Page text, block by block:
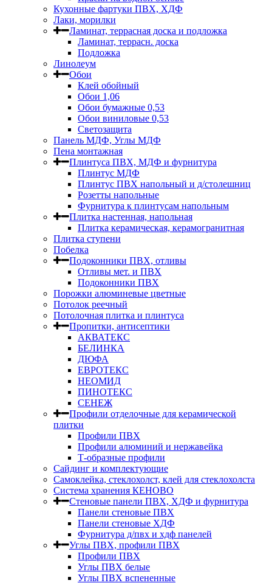
Кухонные фартуки ПВХ, ХДФ
Лаки, морилки
Ламинат, террасная доска и подложка
Ламинат, террасн. доска
Подложка
Линолеум
Обои
Клей обойный
Обои 1,06
Обои бумажные 0,53
Обои виниловые 0,53
Светозащита
Панель МДФ, Углы МДФ
Пена монтажная
Плинтуса ПВХ, МДФ и фурнитура
Плинтус МДФ
Плинтус ПВХ напольный и д/столешниц
Розетты напольные
Фурнитура к плинтусам напольным
Плитка настенная, напольная
Плитка керамическая, керамогранитная
Плитка ступени
Побелка
Подоконники ПВХ, отливы
Отливы мет. и ПВХ
Подоконники ПВХ
Порожки алюминевые цветные
Потолок реечный
Потолочная плитка и плинтуса
Пропитки, антисептики
АКВАТЕКС
БЕЛИНКА
ДЮФА
ЕВРОТЕКС
НЕОМИД
ПИНОТЕКС
СЕНЕЖ
Профили отделочные для керамической
плитки
Профили ПВХ
Профили алюминий и нержавейка
Т-образные профили
Сайдинг и комплектующие
Самоклейка, стеклохолст, клей для стеклохолста
Система хранения КЕНОВО
Стеновые панели ПВХ, ХДФ и фурнитура
Панели стеновые ПВХ
Панели стеновые ХДФ
Фурнитура д/пвх и хдф панелей
Углы ПВХ, профили ПВХ
Профили ПВХ
Углы ПВХ белые
Углы ПВХ вспененные